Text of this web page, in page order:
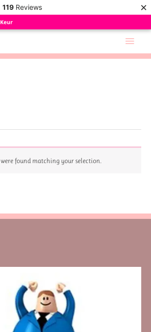
119 Reviews ×
Main
found matching your selection.